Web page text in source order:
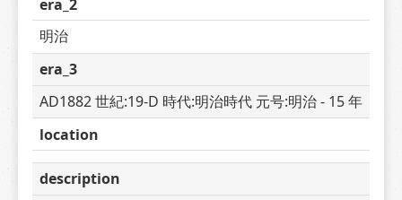
era_2
明治
era_3
AD1882 世紀:19-D 時代:明治時代 元号:明治 - 15 年
location
description